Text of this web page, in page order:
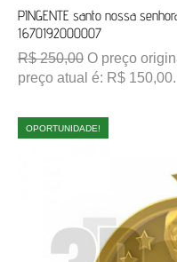
PINGENTE santo nossa
1670192000007
R$250,00 O preço
preço atual é: R$ 150,00.
OPORTUNIDADE!